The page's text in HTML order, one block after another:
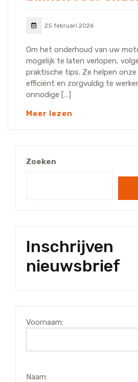
25 februari 2026
Om het onderhoud van uw
mogelijk te laten verlopen,
praktische tips. Ze helpen onze
efficiënt en zorgvuldig te
onnodige […]
Meer lezen
Zoeken
Inschrijven
nieuwsbrief
Voornaam:
Naam: